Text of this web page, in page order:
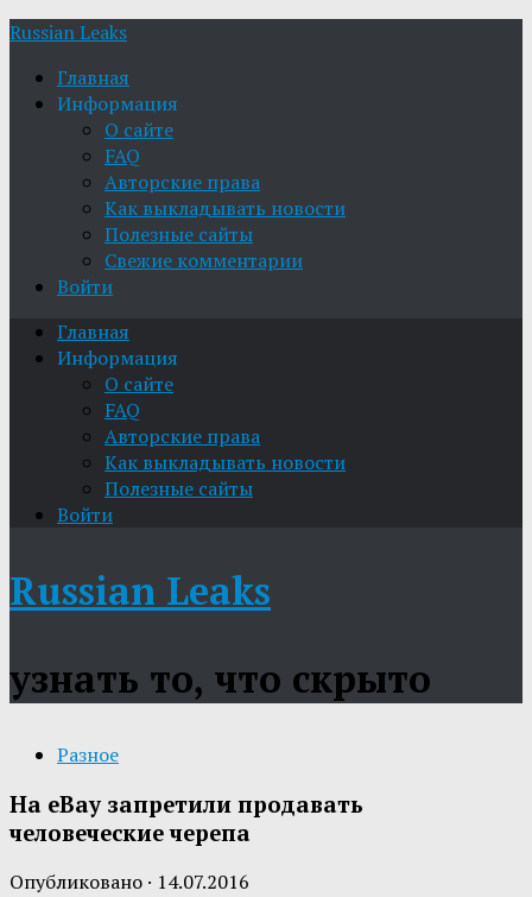
Russian Leaks
Главная
Информация
О сайте
FAQ
Авторские права
Как выкладывать новости
Полезные сайты
Свежие комментарии
Войти
Главная
Информация
О сайте
FAQ
Авторские права
Как выкладывать новости
Полезные сайты
Войти
Russian Leaks
узнать то, что скрыто
Разное
На eBay запретили продавать
человеческие черепа
Опубликовано · 14.07.2016